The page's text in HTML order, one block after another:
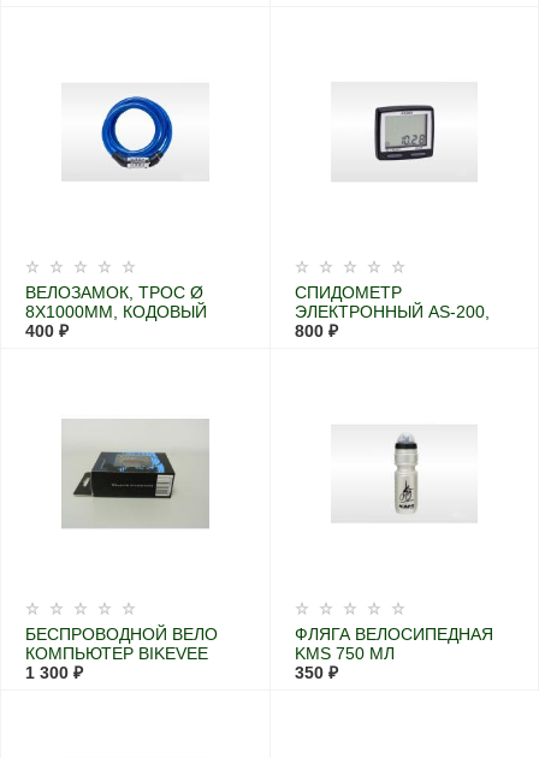
ВЕЛОЗАМОК, ТРОС Ø
8X1000ММ, КОДОВЫЙ
400 ₽
СПИДОМЕТР
ЭЛЕКТРОННЫЙ AS-200,
ASSIZE
800 ₽
БЕСПРОВОДНОЙ ВЕЛО
КОМПЬЮТЕР BIKEVEE
1 300 ₽
ФЛЯГА ВЕЛОСИПЕДНАЯ
KMS 750 МЛ
350 ₽